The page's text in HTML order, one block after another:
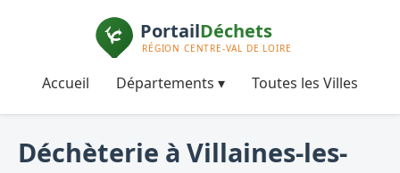
Accueil Départements ▾ Toutes les Villes
Déchèterie à Villaines-les-